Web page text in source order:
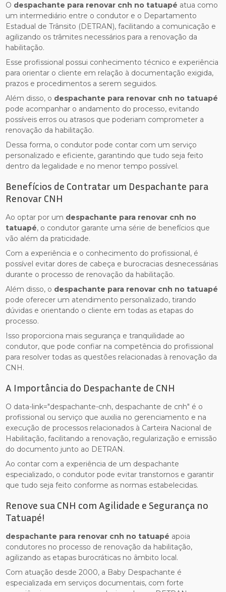
O despachante para renovar cnh no tatuapé atua como
um intermediário entre o condutor e o Departamento
Estadual de Trânsito (DETRAN), facilitando a comunicação e
agilizando os trâmites necessários para a renovação da
habilitação.
Esse profissional possui conhecimento técnico e experiência
para orientar o cliente em relação à documentação exigida,
prazos e procedimentos a serem seguidos.
Além disso, o despachante para renovar cnh no tatuapé
pode acompanhar o andamento do processo, evitando
possíveis erros ou atrasos que poderiam comprometer a
renovação da habilitação.
Dessa forma, o condutor pode contar com um serviço
personalizado e eficiente, garantindo que tudo seja feito
dentro da legalidade e no menor tempo possível.
Benefícios de Contratar um Despachante para
Renovar CNH
Ao optar por um despachante para renovar cnh no
tatuapé, o condutor garante uma série de benefícios que
vão além da praticidade.
Com a experiência e o conhecimento do profissional, é
possível evitar dores de cabeça e burocracias desnecessárias
durante o processo de renovação da habilitação.
Além disso, o despachante para renovar cnh no tatuapé
pode oferecer um atendimento personalizado, tirando
dúvidas e orientando o cliente em todas as etapas do
processo.
Isso proporciona mais segurança e tranquilidade ao
condutor, que pode confiar na competência do profissional
para resolver todas as questões relacionadas à renovação da
CNH.
A Importância do Despachante de CNH
O data-link="despachante-cnh, despachante de cnh" é o
profissional ou serviço que auxilia no gerenciamento e na
execução de processos relacionados à Carteira Nacional de
Habilitação, facilitando a renovação, regularização e emissão
do documento junto ao DETRAN.
Ao contar com a experiência de um despachante
especializado, o condutor pode evitar transtornos e garantir
que tudo seja feito conforme as normas estabelecidas.
Renove sua CNH com Agilidade e Segurança no
Tatuapé!
despachante para renovar cnh no tatuapé apoia
condutores no processo de renovação da habilitação,
agilizando as etapas burocráticas no âmbito local.
Com atuação desde 2000, a Baby Despachante é
especializada em serviços documentais, com forte